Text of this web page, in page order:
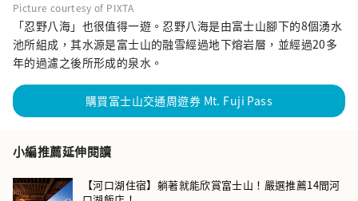
Picture courtesy of PIXTA
「忍野八海」也很值得一遊。忍野八海是由富士山腳下的8個湧水
池所組成，其水源是富士山的融雪經過地下熔岩層，並經過20多
年的過濾之後所形成的泉水。
購買富士山交通周遊券 Mt. Fuji Pass
小編推薦延伸閱讀
【河口湖住宿】躺著就能欣賞富士山！嚴選推薦14間河